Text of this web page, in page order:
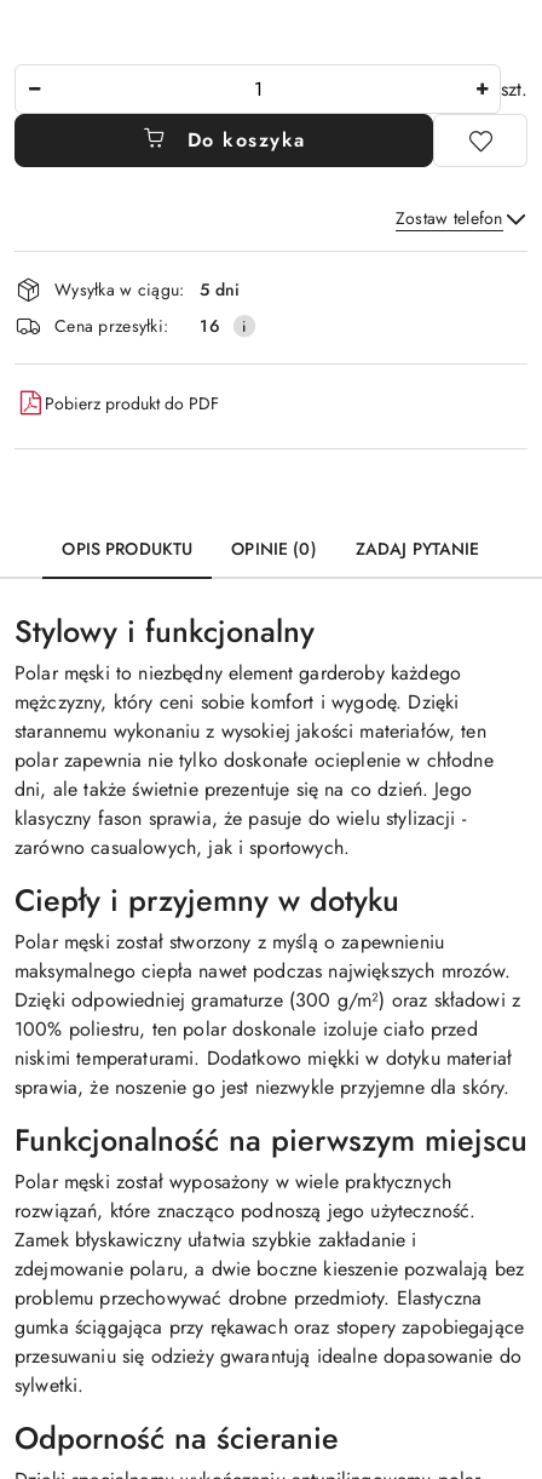
szt.
Do koszyka
Zostaw telefon
Wyślij
Dostępność
i
dostawa
Wysyłka w ciągu:
5 dni
Cena przesyłki:
16
Pobierz produkt do PDF
OPIS PRODUKTU OPINIE (0) ZADAJ PYTANIE
Stylowy i funkcjonalny
Polar męski to niezbędny element garderoby każdego
mężczyzny, który ceni sobie komfort i wygodę. Dzięki
starannemu wykonaniu z wysokiej jakości materiałów, ten
polar zapewnia nie tylko doskonałe ocieplenie w chłodne
dni, ale także świetnie prezentuje się na co dzień. Jego
klasyczny fason sprawia, że pasuje do wielu stylizacji -
zarówno casualowych, jak i sportowych.
Ciepły i przyjemny w dotyku
Polar męski został stworzony z myślą o zapewnieniu
maksymalnego ciepła nawet podczas największych mrozów.
Dzięki odpowiedniej gramaturze (300 g/m²) oraz składowi z
100% poliestru, ten polar doskonale izoluje ciało przed
niskimi temperaturami. Dodatkowo miękki w dotyku materiał
sprawia, że noszenie go jest niezwykle przyjemne dla skóry.
Funkcjonalność na pierwszym miejscu
Polar męski został wyposażony w wiele praktycznych
rozwiązań, które znacząco podnoszą jego użyteczność.
Zamek błyskawiczny ułatwia szybkie zakładanie i
zdejmowanie polaru, a dwie boczne kieszenie pozwalają bez
problemu przechowywać drobne przedmioty. Elastyczna
gumka ściągająca przy rękawach oraz stopery zapobiegające
przesuwaniu się odzieży gwarantują idealne dopasowanie do
sylwetki.
Odporność na ścieranie